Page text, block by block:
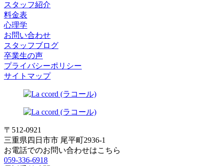
スタッフ紹介
料金表
心理学
お問い合わせ
スタッフブログ
卒業生の声
プライバシーポリシー
サイトマップ
〒512-0921
三重県四日市市 尾平町2936-1
お電話でのお問い合わせはこちら
059-336-6918